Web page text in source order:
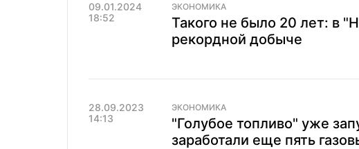
09.01.2024
18:52
ЭКОНОМИКА
Такого не было 20 лет: в
рекордной добыче
28.09.2023
14:13
ЭКОНОМИКА
"Голубое топливо" уже
заработали еще пять